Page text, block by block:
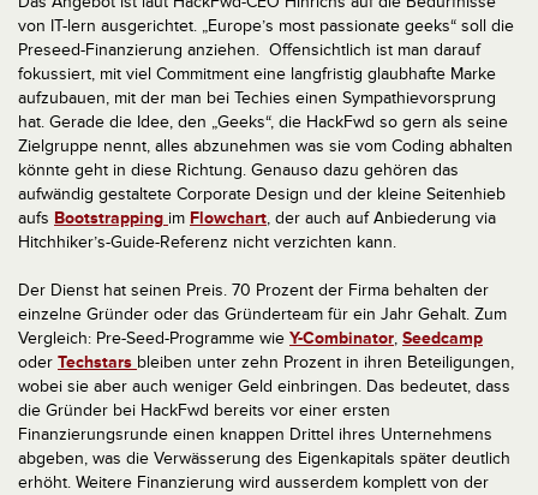
von IT-lern ausgerichtet. „Europe’s most passionate geeks“ soll die
Preseed-Finanzierung anziehen. Offensichtlich ist man darauf
fokussiert, mit viel Commitment eine langfristig glaubhafte Marke
aufzubauen, mit der man bei Techies einen Sympathievorsprung
hat. Gerade die Idee, den „Geeks“, die HackFwd so gern als seine
Zielgruppe nennt, alles abzunehmen was sie vom Coding abhalten
könnte geht in diese Richtung. Genauso dazu gehören das
aufwändig gestaltete Corporate Design und der kleine Seitenhieb
aufs Bootstrapping im Flowchart, der auch auf Anbiederung via
Hitchhiker’s-Guide-Referenz nicht verzichten kann.
Der Dienst hat seinen Preis. 70 Prozent der Firma behalten der
einzelne Gründer oder das Gründerteam für ein Jahr Gehalt. Zum
Vergleich: Pre-Seed-Programme wie Y-Combinator, Seedcamp
oder Techstars bleiben unter zehn Prozent in ihren Beteiligungen,
wobei sie aber auch weniger Geld einbringen. Das bedeutet, dass
die Gründer bei HackFwd bereits vor einer ersten
Finanzierungsrunde einen knappen Drittel ihres Unternehmens
abgeben, was die Verwässerung des Eigenkapitals später deutlich
erhöht. Weitere Finanzierung wird ausserdem komplett von der